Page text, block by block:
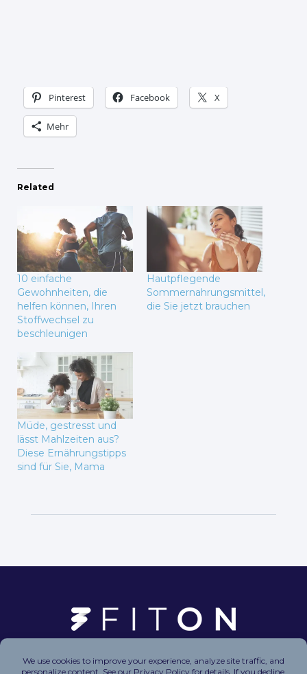
Pinterest Facebook X
Mehr
Related
10 einfache
Gewohnheiten, die
helfen können, Ihren
Stoffwechsel zu
beschleunigen
Hautpflegende
Sommernahrungsmittel,
die Sie jetzt brauchen
Müde, gestresst und
lässt Mahlzeiten aus?
Diese Ernährungstipps
sind für Sie, Mama